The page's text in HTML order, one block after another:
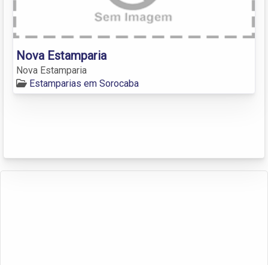
Nova Estamparia
Nova Estamparia
Estamparias em Sorocaba